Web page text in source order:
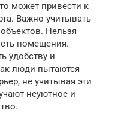
может привести к
Важно учитывать
Нельзя
помещения.
удобству и
люди пытаются
не учитывая эти
неуютное и